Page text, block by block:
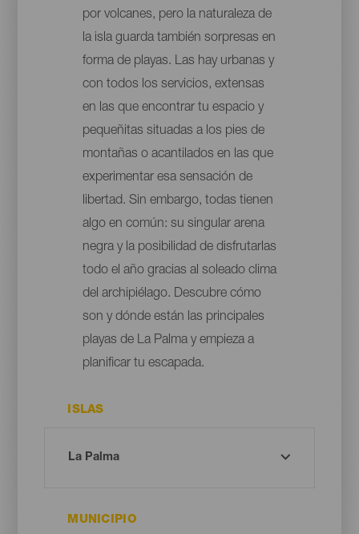
por volcanes, pero la naturaleza de
la isla guarda también sorpresas en
forma de playas. Las hay urbanas y
con todos los servicios, extensas
en las que encontrar tu espacio y
pequeñitas situadas a los pies de
montañas o acantilados en las que
experimentar esa sensación de
libertad. Sin embargo, todas tienen
algo en común: su singular arena
negra y la posibilidad de disfrutarlas
todo el año gracias al soleado clima
del archipiélago. Descubre cómo
son y dónde están las principales
playas de La Palma y empieza a
planificar tu escapada.
ISLAS
MUNICIPIO